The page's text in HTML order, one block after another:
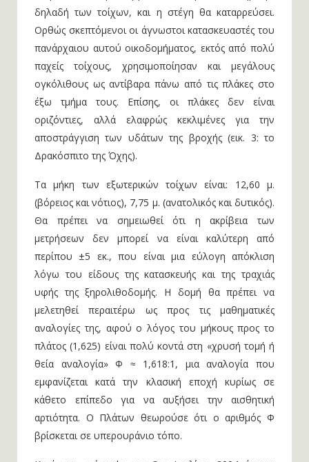
δηλαδή των τοίχων, και η στέγη θα καταρρεύσει.
Ορθώς σκεπτόμενοι οι άγνωστοι κατασκευαστές του
πανάρχαιου αυτού οικοδομήματος, εκτός από πολύ
παχείς τοίχους, χρησιμοποίησαν και μεγάλους
ογκόλιθους ως αντίβαρα πάνω από τις πλάκες στο
έξω τμήμα τους. Επίσης, οι πλάκες δεν είναι
οριζόντιες, αλλά ελαφρώς κεκλιμένες για την
αποστράγγιση των υδάτων της βροχής (εικ. 3: το
Δρακόσπιτο της Όχης).
Τα μήκη των εξωτερικών τοίχων είναι: 12,60 μ.
(βόρειος και νότιος), 7,75 μ. (ανατολικός και δυτικός).
Θα πρέπει να σημειωθεί ότι η ακρίβεια των
μετρήσεων δεν μπορεί να είναι καλύτερη από
περίπου ±5 εκ., που είναι μια εύλογη απόκλιση
λόγω του είδους της κατασκευής και της τραχιάς
υφής της ξηρολιθοδομής. Η δομή θα πρέπει να
μελετηθεί περαιτέρω ως προς τις μαθηματικές
αναλογίες της, αφού ο λόγος του μήκους προς το
πλάτος (1,625) είναι πολύ κοντά στη «χρυσή τομή ή
θεία αναλογία» Φ ≈ 1,618:1, μια αναλογία που
εμφανίζεται κατά την κλασική εποχή κυρίως σε
κάθετο επίπεδο για να αυξήσει την αισθητική
αρτιότητα. Ο Πλάτων θεωρούσε ότι ο αριθμός Φ
βρίσκεται σε υπερουράνιο τόπο.